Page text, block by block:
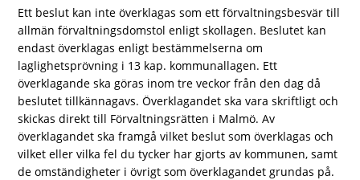
Ett beslut kan inte överklagas som ett förvaltningsbesvär till
allmän förvaltningsdomstol enligt skollagen. Beslutet kan
endast överklagas enligt bestämmelserna om
laglighetsprövning i 13 kap. kommunallagen. Ett
överklagande ska göras inom tre veckor från den dag då
beslutet tillkännagavs. Överklagandet ska vara skriftligt och
skickas direkt till Förvaltningsrätten i Malmö. Av
överklagandet ska framgå vilket beslut som överklagas och
vilket eller vilka fel du tycker har gjorts av kommunen, samt
de omständigheter i övrigt som överklagandet grundas på.